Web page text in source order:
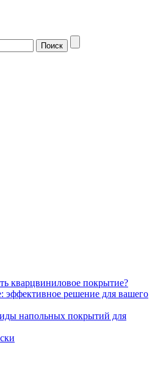
Поиск
кварцвиниловое покрытие?
эффективное решение для вашего
напольных покрытий для